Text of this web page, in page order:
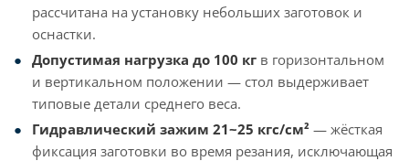
рассчитана на установку небольших заготовок и
оснастки.
Допустимая нагрузка до 100 кг в горизонтальном
и вертикальном положении — стол выдерживает
типовые детали среднего веса.
Гидравлический зажим 21~25 кгс/см² — жёсткая
фиксация заготовки во время резания, исключающая